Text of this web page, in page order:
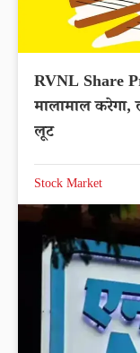
RVNL Share
मालामाल करेगा,
लूट
Stock Market